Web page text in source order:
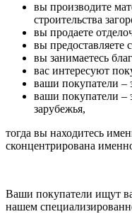
вы производите
строительства
вы продаете
вы предоставляете
вы занимаетесь
вас интересуют
ваши покупатели –
ваши покупатели –
зарубежья,
тогда вы находитесь
сконцентрирована
Ваши покупатели ищут
нашем